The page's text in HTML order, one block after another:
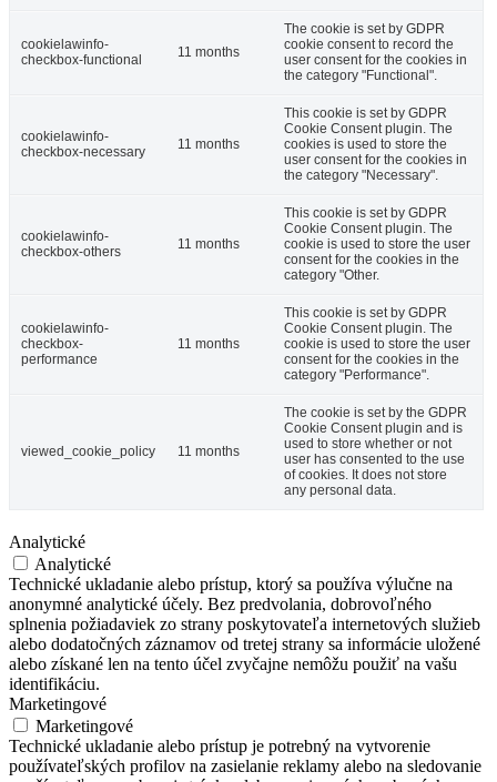
cookielawinfo-
checkbox-functional
11 months
The cookie is set by GDPR
cookie consent to record the
user consent for the cookies in
the category "Functional".
cookielawinfo-
checkbox-necessary
11 months
This cookie is set by GDPR
Cookie Consent plugin. The
cookies is used to store the
user consent for the cookies in
the category "Necessary".
cookielawinfo-
checkbox-others
11 months
This cookie is set by GDPR
Cookie Consent plugin. The
cookie is used to store the user
consent for the cookies in the
category "Other.
cookielawinfo-
checkbox-
performance
11 months
This cookie is set by GDPR
Cookie Consent plugin. The
cookie is used to store the user
consent for the cookies in the
category "Performance".
viewed_cookie_policy 11 months
The cookie is set by the GDPR
Cookie Consent plugin and is
used to store whether or not
user has consented to the use
of cookies. It does not store
any personal data.
Analytické
Analytické
Technické ukladanie alebo prístup, ktorý sa používa výlučne na
anonymné analytické účely. Bez predvolania, dobrovoľného
splnenia požiadaviek zo strany poskytovateľa internetových služieb
alebo dodatočných záznamov od tretej strany sa informácie uložené
alebo získané len na tento účel zvyčajne nemôžu použiť na vašu
identifikáciu.
Marketingové
Marketingové
Technické ukladanie alebo prístup je potrebný na vytvorenie
používateľských profilov na zasielanie reklamy alebo na sledovanie